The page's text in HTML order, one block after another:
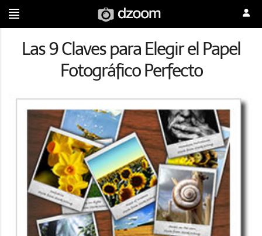
Las 9 Claves para Elegir el Papel
Fotográfico Perfecto